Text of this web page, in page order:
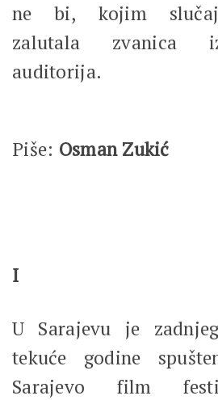
ne bi, kojim
zalutala zvanica
auditorija.
Piše: Osman Zukić
I
U Sarajevu je
tekuće godine
Sarajevo film